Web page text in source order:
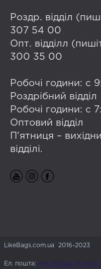
Роздр. відділ
307 54 00
Опт. відділл
300 35 00
Робочі години: с
Роздрібний відділ
Робочі години: с
Оптовий відділ
П'ятниця –
відділі.
LikeBags.com.ua 2016-2023
Ел. пошта: